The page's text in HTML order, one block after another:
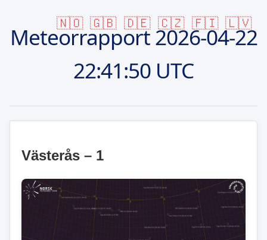
🇳🇴 🇬🇧 🇩🇪 🇨🇿 🇫🇮 🇱🇻
Meteorrapport2026-04-22
22:41:50 UTC
Västerås – 1